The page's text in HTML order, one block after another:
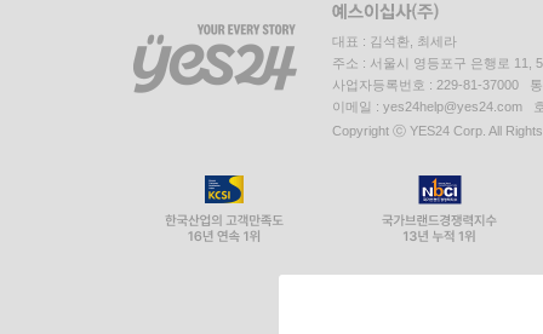
대표 : 김석환, 최세라
주소 : 서울시 영등포구 은행로 11,
사업자등록번호 : 229-81-37000
이메일 : yes24help@yes24.com
Copyright ⓒ YES24 Corp. All